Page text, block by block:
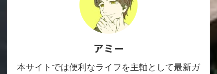
アミー
本サイトでは便利なライフを主軸として最新ガ